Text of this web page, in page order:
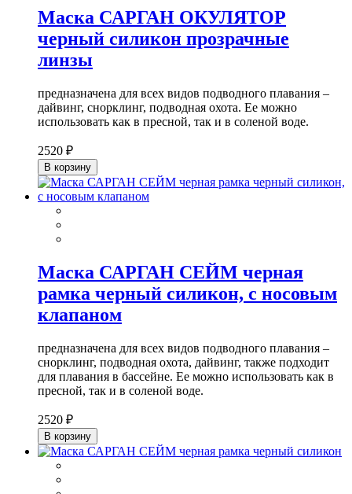
Маска САРГАН ОКУЛЯТОР
черный силикон прозрачные
линзы
предназначена для всех видов подводного плавания –
дайвинг, снорклинг, подводная охота. Ее можно
использовать как в пресной, так и в соленой воде.
2520 ₽
В корзину
Маска САРГАН СЕЙМ черная
рамка черный силикон, с носовым
клапаном
предназначена для всех видов подводного плавания –
снорклинг, подводная охота, дайвинг, также подходит
для плавания в бассейне. Ее можно использовать как в
пресной, так и в соленой воде.
2520 ₽
В корзину